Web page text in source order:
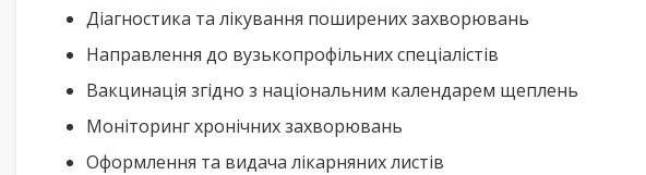
Діагностика та лікування поширених захворювань
Направлення до вузькопрофільних спеціалістів
Вакцинація згідно з національним календарем щеплень
Моніторинг хронічних захворювань
Оформлення та видача лікарняних листів